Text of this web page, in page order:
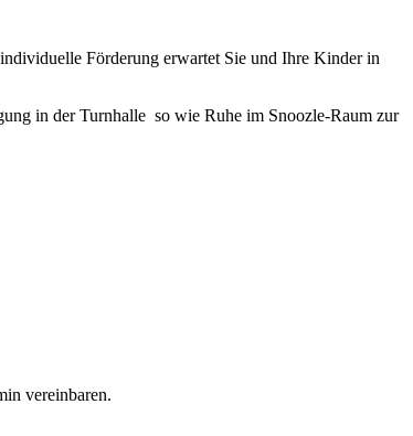
Förderung erwartet Sie und Ihre Kinder in
in der Turnhalle so wie Ruhe im Snoozle-Raum zur
vereinbaren.